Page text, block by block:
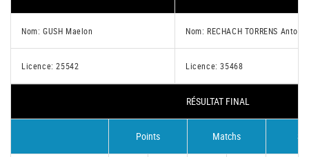
Nom: GUSH Maelon Nom: RECHACH TORRENS Antoni
Licence: 25542 Licence: 35468
RÉSULTAT FINAL
Points Matchs